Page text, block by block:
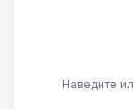
Наведите